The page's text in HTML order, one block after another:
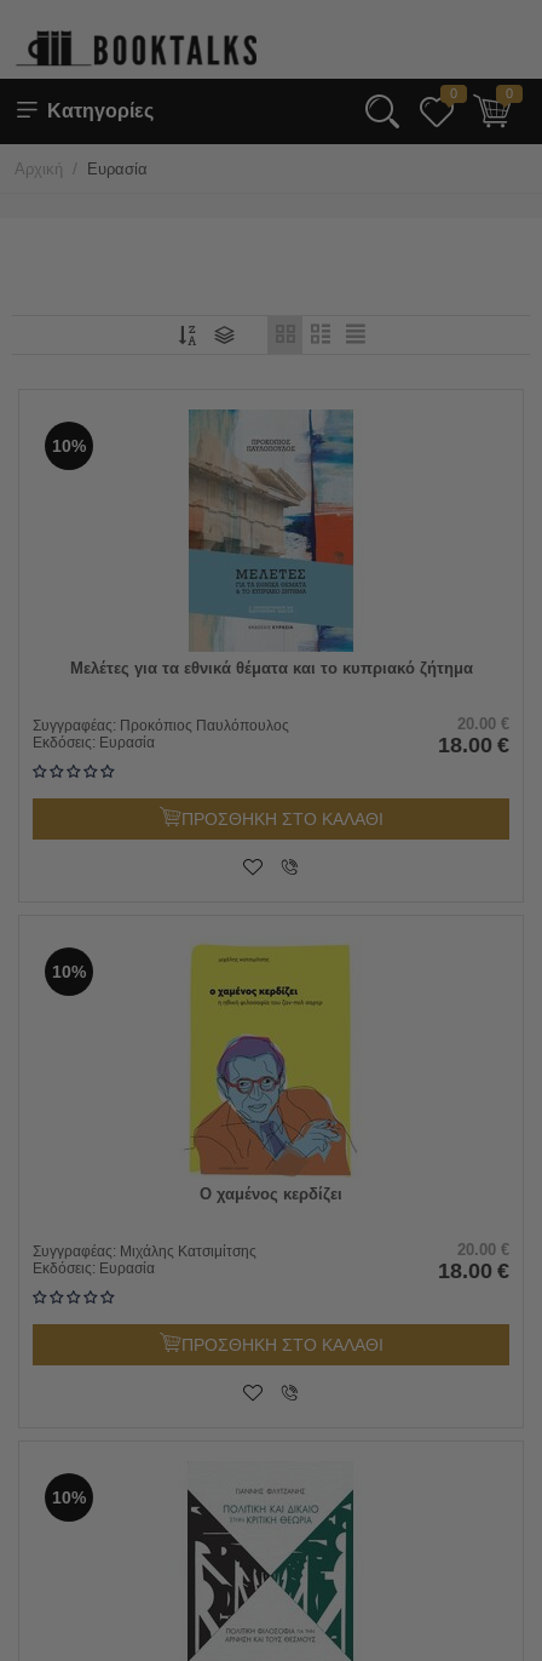
Κατηγορίες
0 0
Αρχική / Ευρασία
10%
Μελέτες για τα εθνικά θέματα και το κυπριακό ζήτημα
Συγγραφέας: Προκόπιος Παυλόπουλος
Εκδόσεις: Ευρασία
20.00 €
18.00 €
ΠΡΟΣΘΗΚΗ ΣΤΟ ΚΑΛΑΘΙ
10%
Ο χαμένος κερδίζει
Συγγραφέας: Μιχάλης Κατσιμίτσης
Εκδόσεις: Ευρασία
20.00 €
18.00 €
ΠΡΟΣΘΗΚΗ ΣΤΟ ΚΑΛΑΘΙ
10%